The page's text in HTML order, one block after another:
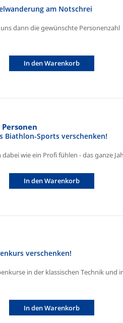
am Notschrei
dann die gewünschte Personenzahl
In den Warenkorb
Biathlon-Sports verschenken!
wie ein Profi fühlen - das ganze
In den Warenkorb
verschenken!
in der klassischen Technik und
In den Warenkorb